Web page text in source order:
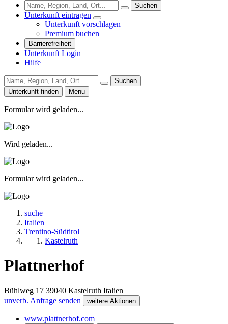
Suchen
Unterkunft eintragen
Unterkunft vorschlagen
Premium buchen
Barrierefreiheit
Unterkunft Login
Hilfe
Suchen
Unterkunft finden
Menu
Formular wird geladen...
Wird geladen...
Formular wird geladen...
suche
Italien
Trentino-Südtirol
Kastelruth
Plattnerhof
Bühlweg 17 39040 Kastelruth Italien
unverb. Anfrage senden
weitere Aktionen
www.plattnerhof.com